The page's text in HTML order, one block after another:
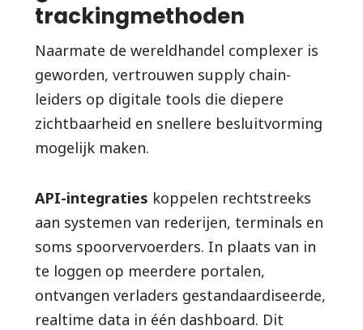
trackingmethoden
Naarmate de wereldhandel complexer is
geworden, vertrouwen supply chain-
leiders op digitale tools die diepere
zichtbaarheid en snellere besluitvorming
mogelijk maken.
API-integraties koppelen rechtstreeks
aan systemen van rederijen, terminals en
soms spoorvervoerders. In plaats van in
te loggen op meerdere portalen,
ontvangen verladers gestandaardiseerde,
realtime data in één dashboard. Dit